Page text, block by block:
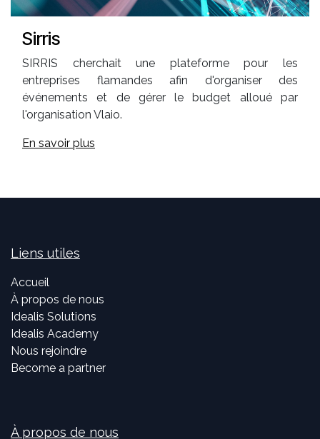
Sirris
SIRRIS cherchait une plateforme pour les
entreprises flamandes afin d'organiser des
événements et de gérer le budget alloué par
l'organisation Vlaio.
En savoir plus
Liens utiles
Accueil
À propos de nous
Idealis Solutions
Idealis Academy
Nous rejoindre
Become a partner
À propos de nous